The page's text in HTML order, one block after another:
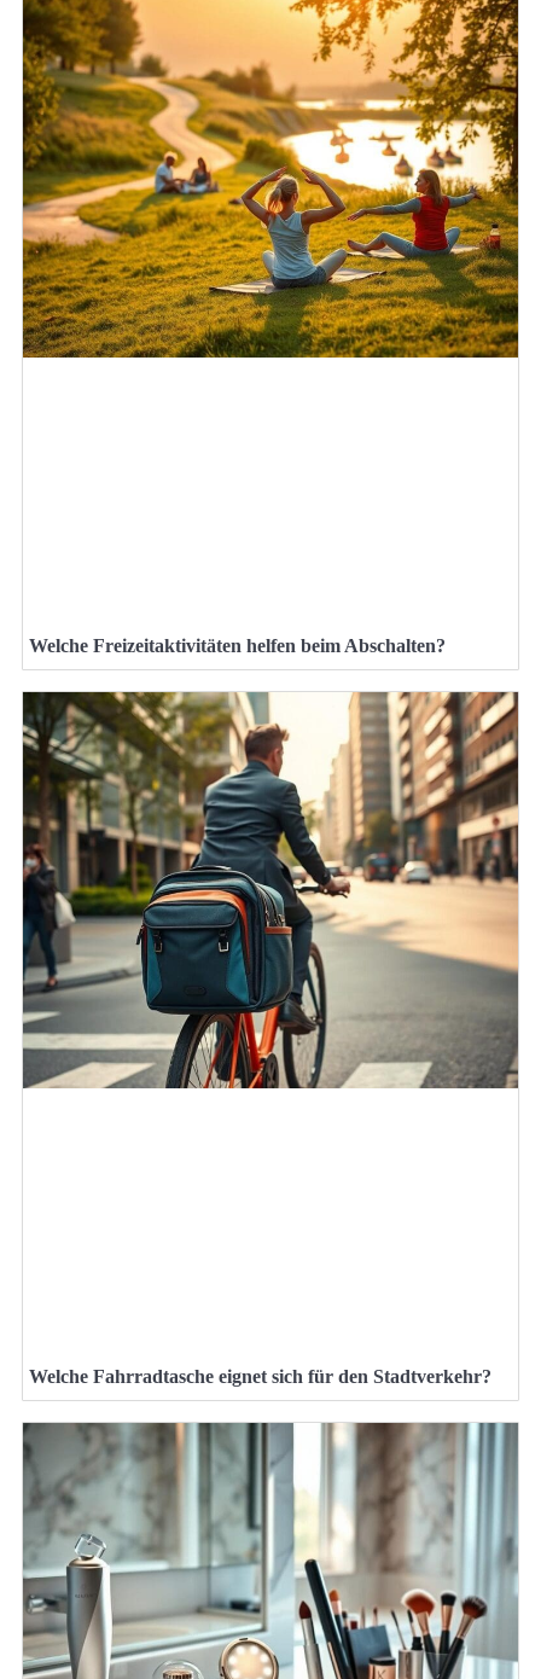
Welche Freizeitaktivitäten helfen beim Abschalten?
Welche Fahrradtasche eignet sich für den Stadtverkehr?